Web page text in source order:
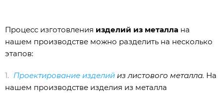
Процесс изготовления изделий из металла на
нашем производстве можно разделить на несколько
этапов:
Проектирование изделий из листового металла. На
нашем производстве изделия из металла